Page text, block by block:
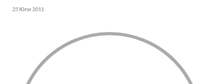
25 Юли 2011